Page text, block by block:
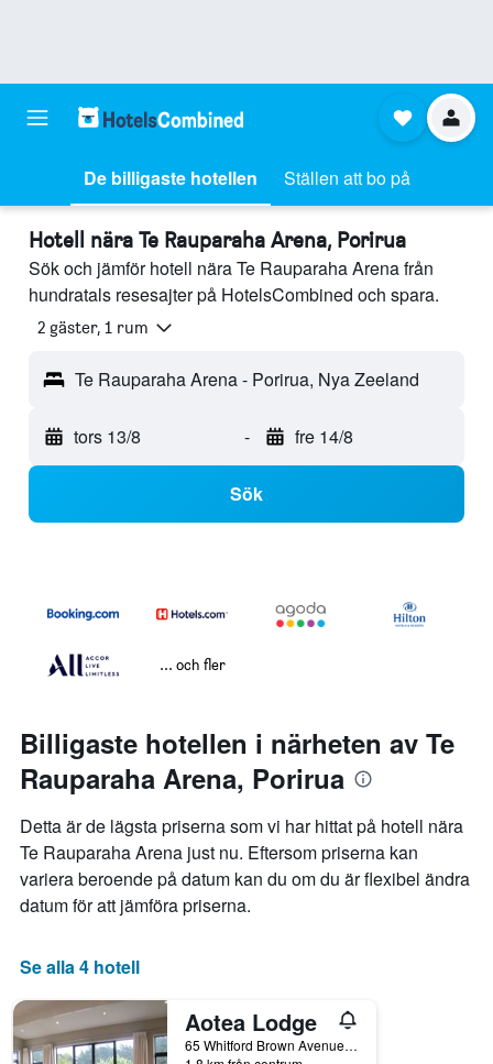
De billigaste hotellen Ställen att bo på
Hotell nära Te Rauparaha Arena, Porirua
Sök och jämför hotell nära Te Rauparaha Arena från
hundratals resesajter på HotelsCombined och spara.
2 gäster, 1 rum
Te Rauparaha Arena - Porirua, Nya Zeeland
tors 13/8 - fre 14/8
Sök
... och fler
Billigaste hotellen i närheten av Te
Rauparaha Arena, Porirua
Detta är de lägsta priserna som vi har hittat på hotell nära
Te Rauparaha Arena just nu. Eftersom priserna kan
variera beroende på datum kan du om du är flexibel ändra
datum för att jämföra priserna.
Se alla 4 hotell
Aotea Lodge
65 Whitford Brown Avenue, Porirua, Nya Zeeland